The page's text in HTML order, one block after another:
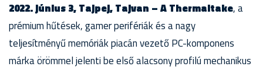
2022. június 3, Tajpej, Tajvan – A Thermaltake, a
prémium hűtések, gamer perifériák és a nagy
teljesítményű memóriák piacán vezető PC-komponens
márka örömmel jelenti be első alacsony profilú mechanikus